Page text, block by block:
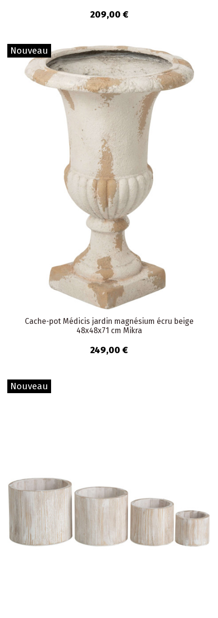
209,00 €
Nouveau
Cache-pot Médicis jardin magnésium écru beige
48x48x71 cm Mikra
249,00 €
Nouveau